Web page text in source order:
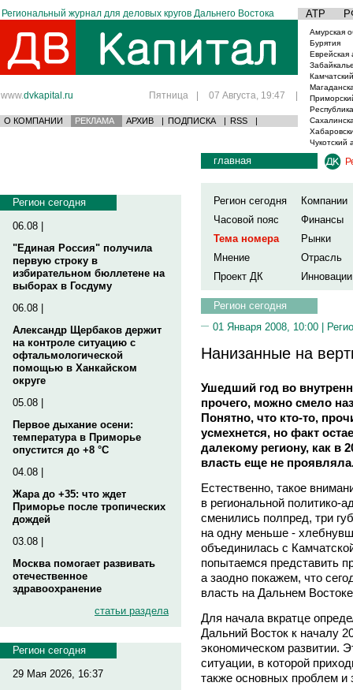
Региональный журнал для деловых кругов Дальнего Востока АТР
www.dvkapital.ru Пятница | 07 Августа, 19:47 |
О КОМПАНИИ РЕКЛАМА АРХИВ | ПОДПИСКА | RSS |
Амурская
Бурятия
Еврейская
Чукотский
Регион сегодня
06.08 |
"Единая Россия" получила
первую строку в
избирательном бюллетене на
выборах в Госдуму
06.08 |
Александр Щербаков держит
на контроле ситуацию с
офтальмологической
помощью в Ханкайском
округе
05.08 |
Первое дыхание осени:
температура в Приморье
опустится до +8 °C
04.08 |
Жара до +35: что ждет
Приморье после тропических
дождей
03.08 |
Москва помогает развивать
отечественное
здравоохранение
статьи раздела
Регион сегодня
29 Мая 2026, 16:37
главная
Регион сегодня
Компании
Часовой пояс
Финансы
Тема номера
Рынки
Мнение
Отрасль
Проект ДК
Инновации
Регион сегодня
01 Января 2008, 10:00 |
Нанизанные на
Ушедший год во
прочего, можно смело
Понятно, что кто-то,
усмехнется, но факт
далекому региону, как в
власть еще не
Естественно, такое
в региональной политико-
сменились полпред, три
на одну меньше -
объединилась с
попытаемся представить
а заодно покажем, что
власть на Дальнем
Для начала вкратце
Дальний Восток к началу
экономическом развитии.
ситуации, в которой
также основных проблем и